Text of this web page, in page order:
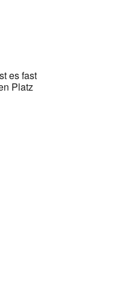
es fast
Platz